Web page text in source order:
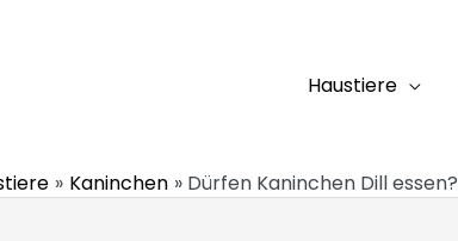
Haustiere
Kaninchen Dürfen Kaninchen Dill essen?